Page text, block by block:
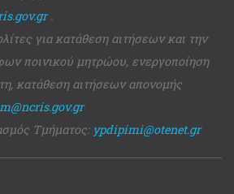
.
για κατάθεση αιτήσεων και την
ποινικού μητρώου, ενεργοποίηση
κατάθεση αιτήσεων απονομής
Τμήματος: ypdipimi@otenet.gr